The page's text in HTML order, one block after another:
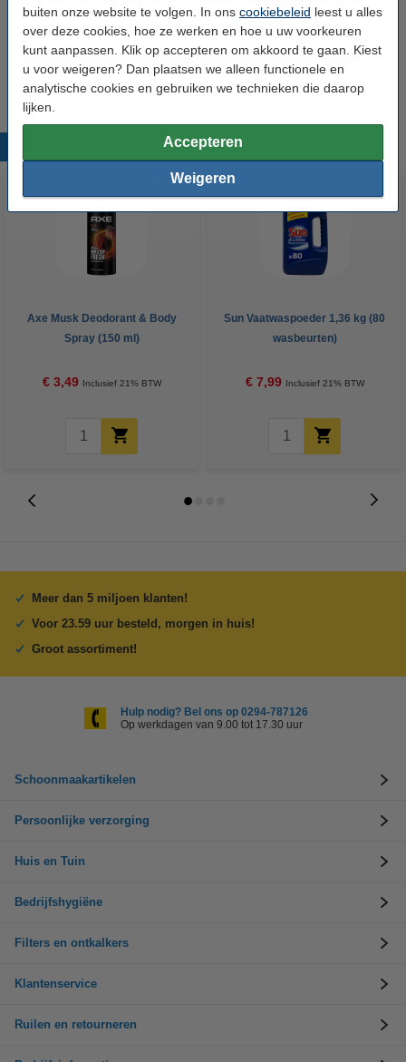
buiten onze website te volgen. In ons cookiebeleid leest u alles
over deze cookies, hoe ze werken en hoe u uw voorkeuren
kunt aanpassen. Klik op accepteren om akkoord te gaan. Kiest
u voor weigeren? Dan plaatsen we alleen functionele en
analytische cookies en gebruiken we technieken die daarop
lijken.
Accepteren
Weigeren
Aanbieding:
Aanbieding: Nitril handschoenen maat L
Ongepoederd (10 dispenserdozen à 100 stuks,
3,5 gram, 24 cm)
€ 59,99
Populaire producten
Axe Musk Deodorant & Body
Spray (150 ml)
€ 3,49 Inclusief 21% BTW
Sun Vaatwaspoeder 1,36 kg (80
wasbeurten)
€ 7,99 Inclusief 21% BTW
Meer dan 5 miljoen klanten!
Voor 23.59 uur besteld, morgen in huis!
Groot assortiment!
Hulp nodig? Bel ons op 0294-787126
Op werkdagen van 9.00 tot 17.30 uur
Schoonmaakartikelen
Persoonlijke verzorging
Huis en Tuin
Bedrijfshygiëne
Filters en ontkalkers
Klantenservice
Ruilen en retourneren